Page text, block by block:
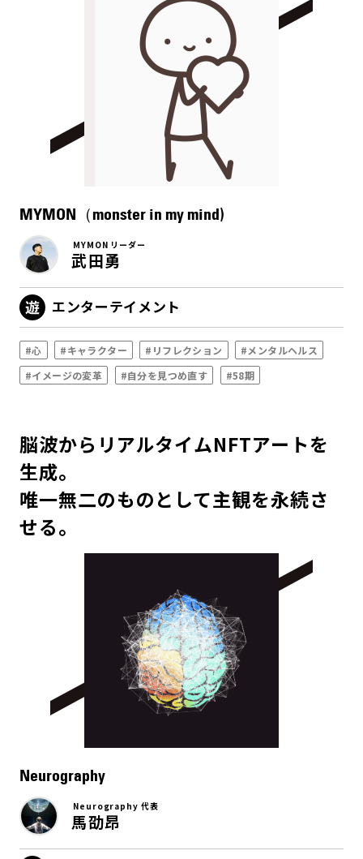
MYMON（monster in my mind)
MYMON リーダー
武田勇
エンターテイメント
#心 #キャラクター #リフレクション
#メンタルヘルス
#イメージの変革
#自分を見つめ直す #58期
脳波からリアルタイムNFTアートを
生成。
唯一無二のものとして主観を永続さ
せる。
Neurography
Neurography 代表
馬劭昂